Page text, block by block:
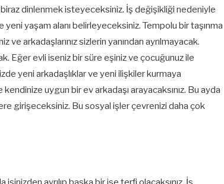
biraz dinlenmek isteyeceksiniz. İş değişikliği nedeniyle
yeni yaşam alanı belirleyeceksiniz. Tempolu bir taşınma
arkadaşlarınız sizlerin yanından ayrılmayacak.
Eğer evli iseniz bir süre eşiniz ve çocuğunuz ile
yeni arkadaşlıklar ve yeni ilişkiler kurmaya
kendinize uygun bir ev arkadaşı arayacaksınız. Bu ayda
girişeceksiniz. Bu sosyal işler çevrenizi daha çok